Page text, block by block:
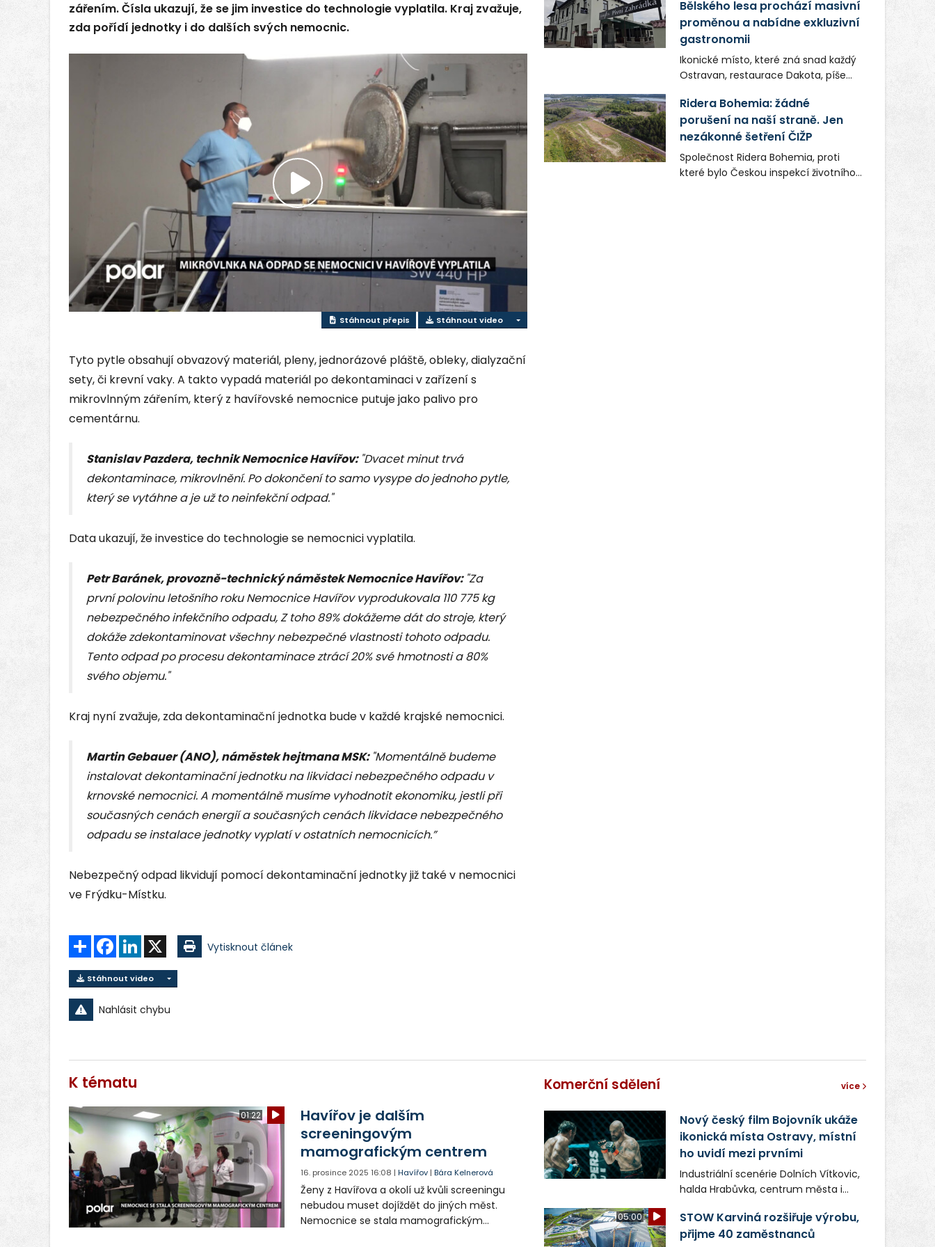
zářením. Čísla ukazují, že se jim investice do technologie vyplatila. Kraj zvažuje,
zda pořídí jednotky i do dalších svých nemocnic.
Přehrát
Stáhnout přepis Stáhnout video
Tyto pytle obsahují obvazový materiál, pleny, jednorázové pláště, obleky, dialyzační
sety, či krevní vaky. A takto vypadá materiál po dekontaminaci v zařízení s
mikrovlnným zářením, který z havířovské nemocnice putuje jako palivo pro
cementárnu.
Stanislav Pazdera, technik Nemocnice Havířov: "Dvacet minut trvá
dekontaminace, mikrovlnění. Po dokončení to samo vysype do jednoho pytle,
který se vytáhne a je už to neinfekční odpad."
Data ukazují, že investice do technologie se nemocnici vyplatila.
Petr Baránek, provozně-technický náměstek Nemocnice Havířov: "Za
první polovinu letošního roku Nemocnice Havířov vyprodukovala 110 775 kg
nebezpečného infekčního odpadu, Z toho 89% dokážeme dát do stroje, který
dokáže zdekontaminovat všechny nebezpečné vlastnosti tohoto odpadu.
Tento odpad po procesu dekontaminace ztrácí 20% své hmotnosti a 80%
svého objemu."
Kraj nyní zvažuje, zda dekontaminační jednotka bude v každé krajské nemocnici.
Martin Gebauer (ANO), náměstek hejtmana MSK: "Momentálně budeme
instalovat dekontaminační jednotku na likvidaci nebezpečného odpadu v
krnovské nemocnici. A momentálně musíme vyhodnotit ekonomiku, jestli při
současných cenách energií a současných cenách likvidace nebezpečného
odpadu se instalace jednotky vyplatí v ostatních nemocnicích.”
Nebezpečný odpad likvidují pomocí dekontaminační jednotky již také v nemocnici
ve Frýdku-Místku.
Sdílet FacebookLinkedIn Vytisknout článek
Stáhnout video
Nahlásit chybu
Bělského lesa prochází masivní
proměnou a nabídne exkluzivní
gastronomii
Ikonické místo, které zná snad každý
Ostravan, restaurace Dakota, píše
společnost Dang Investment Group
s.r.o. investuje do projektu přes 50
milionů korun. Cílem je přinést
Ostravě dva špičkové gastronomické
koncepty, které v regionu dosud
chyběly, luxusní středomořskou
Ridera Bohemia: žádné
porušení na naší straně. Jen
nezákonné šetření ČIŽP
Společnost Ridera Bohemia, proti
které bylo Českou inspekcí životního
K tématu
01:22
Havířov je dalším
screeningovým
mamografickým centrem
16. prosince 2025 16:08 |Havířov |Bára Kelnerová
Ženy z Havířova a okolí už kvůli screeningu
nebudou muset dojíždět do jiných měst.
Nemocnice se stala mamografickým
Komerční sdělení více
Nový český film Bojovník ukáže
ikonická místa Ostravy, místní
ho uvidí mezi prvními
Industriální scenérie Dolních Vítkovic,
halda Hrabůvka, centrum města i
v novém filmu Bojovník, který vstoupí
do kin už 13. srpna. Režiséři Vojtěch
05:00
STOW Karviná rozšiřuje výrobu,
přijme 40 zaměstnanců